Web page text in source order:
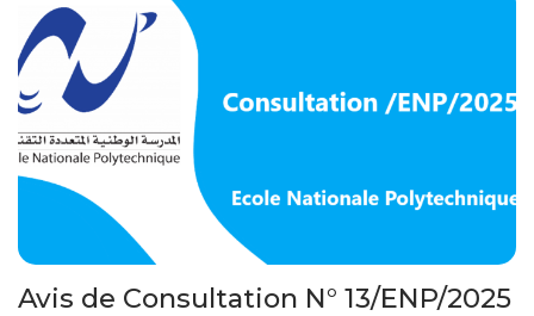
Avis de Consultation N° 13/ENP/2025